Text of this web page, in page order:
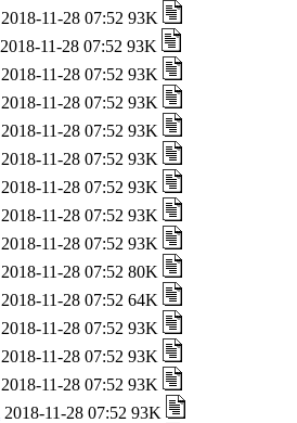
2018-11-28 07:52 93K
2018-11-28 07:52 93K
2018-11-28 07:52 93K
2018-11-28 07:52 93K
2018-11-28 07:52 93K
2018-11-28 07:52 93K
2018-11-28 07:52 93K
2018-11-28 07:52 93K
2018-11-28 07:52 93K
2018-11-28 07:52 80K
2018-11-28 07:52 64K
2018-11-28 07:52 93K
2018-11-28 07:52 93K
2018-11-28 07:52 93K
2018-11-28 07:52 93K